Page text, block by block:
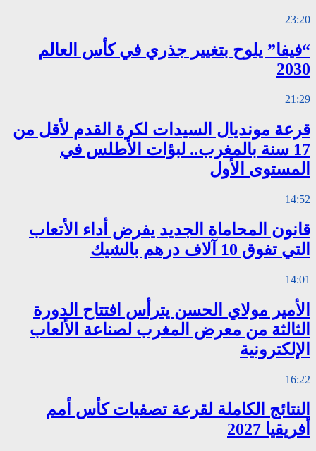
23:20
“فيفا” يلوح بتغيير جذري في كأس العالم
2030
21:29
قرعة مونديال السيدات لكرة القدم لأقل من
17 سنة بالمغرب.. لبؤات الأطلس في
المستوى الأول
14:52
قانون المحاماة الجديد يفرض أداء الأتعاب
التي تفوق 10 آلاف درهم بالشيك
14:01
الأمير مولاي الحسن يترأس افتتاح الدورة
الثالثة من معرض المغرب لصناعة الألعاب
الإلكترونية
16:22
النتائج الكاملة لقرعة تصفيات كأس أمم
أفريقيا 2027